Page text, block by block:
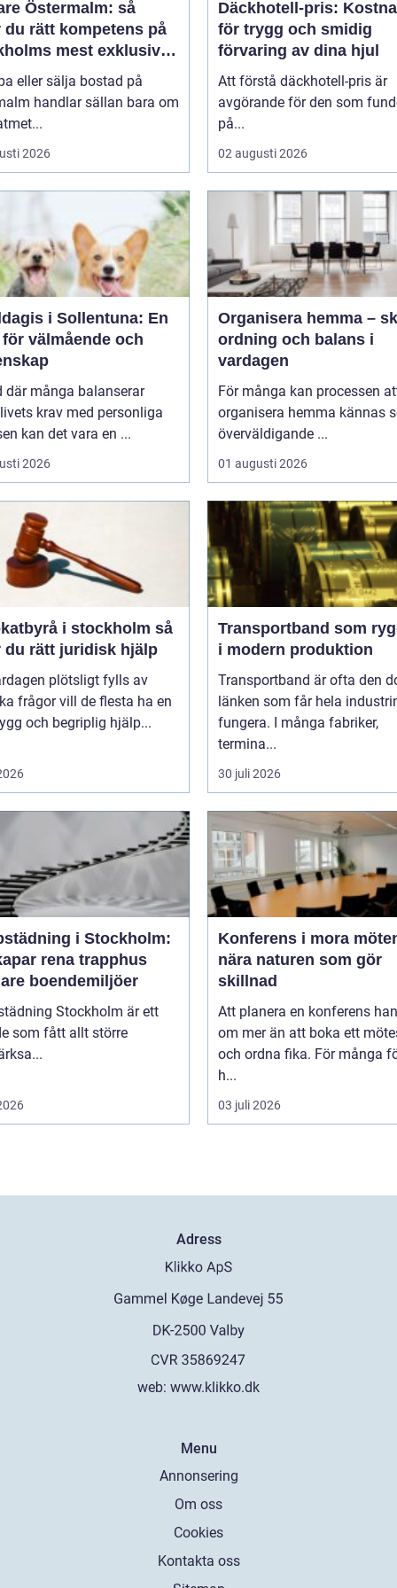
Östermalm: så
du rätt kompetens på
mest exklusiva
eller sälja bostad på
handlar sällan bara om
2026
Däckhotell-pris:
för trygg och smidig
förvaring av dina hjul
Att förstå däckhotell-pris är
avgörande för den som
på...
02 augusti 2026
i Sollentuna: En
välmående och
där många balanserar
krav med personliga
kan det vara en ...
2026
Organisera hemma –
ordning och balans i
vardagen
För många kan processen
organisera hemma kännas
överväldigande ...
01 augusti 2026
i stockholm så
du rätt juridisk hjälp
plötsligt fylls av
frågor vill de flesta ha en
och begriplig hjälp...
Transportband som
i modern produktion
Transportband är ofta den
länken som får hela
fungera. I många fabriker,
termina...
30 juli 2026
i Stockholm:
rena trapphus
boendemiljöer
Stockholm är ett
som fått allt större
Konferens i mora möten
nära naturen som gör
skillnad
Att planera en konferens
om mer än att boka ett
och ordna fika. För många
h...
03 juli 2026
Adress
web: www.klikko.dk
Menu
Annonsering
Om oss
Cookies
Kontakta oss